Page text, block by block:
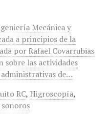
Mecánica y
a principios de la
por Rafael Covarrubias
las actividades
administrativas de…
RC, Higroscopía,
sonoros